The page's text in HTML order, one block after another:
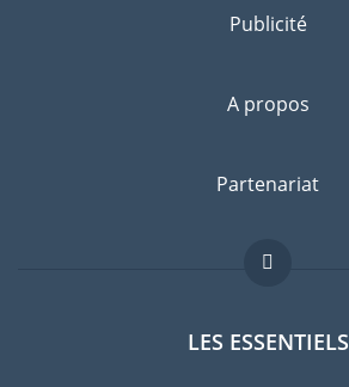
Publicité
A propos
Partenariat
LES ESSENTIELS